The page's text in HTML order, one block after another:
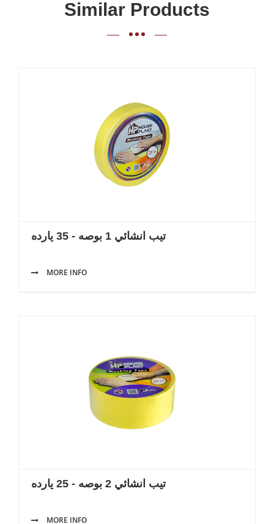
Similar Products
تيب انشائي 1 بوصه - 35 يارده
MORE INFO
تيب انشائي 2 بوصه - 25 يارده
MORE INFO